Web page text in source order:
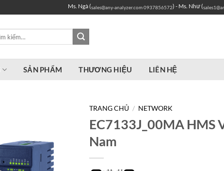
Ms. Ngà (sales@any-analyzer.com0937856572) - Ms. Như (
SẢN PHẨM THƯƠNG HIỆU LIÊN HỆ
TRANG CHỦ / NETWORK
EC7133J_00MA HMS
Nam